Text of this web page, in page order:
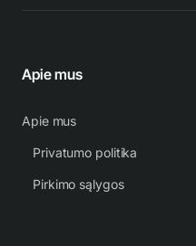
Apie mus
Apie mus
Privatumo politika
Pirkimo sąlygos